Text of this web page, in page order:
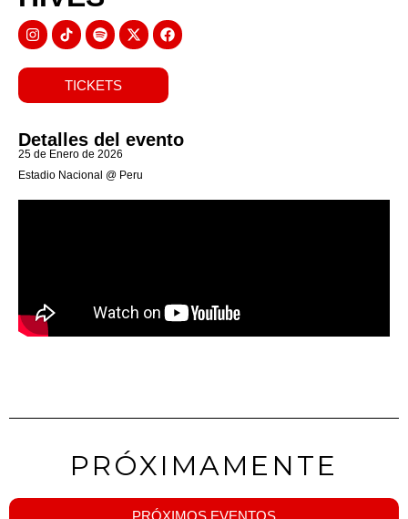
TICKETS
Detalles del evento
25 de Enero de 2026
Estadio Nacional @ Peru
PRÓXIMAMENTE
PRÓXIMOS EVENTOS